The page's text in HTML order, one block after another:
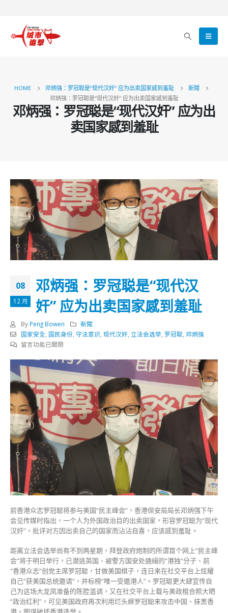
HOME 邓炳强：罗冠聪是“现代汉奸” 应为出卖国家感到羞耻
新聞
邓炳强：罗冠聪是“现代汉奸” 应为出卖国家感到羞耻
邓炳强：罗冠聪是“现代汉奸” 应为出
卖国家感到羞耻
08
12 月
邓炳强：罗冠聪是“现代汉
奸” 应为出卖国家感到羞耻
By Peng Bowen
新聞
国家安全, 国民身份, 守法意识, 现代汉奸, 立法会选举, 罗冠聪, 邓炳强
在
炳
强：
罗
冠
聪
是
“现
代
汉
奸”
应
为
出
卖
国
家
感
羞
耻〉
中
留言功能已關閉
前香港众志罗冠聪将参与美国“民主峰会”，香港保安局局长邓炳强下午
会见传媒时指出，一个人为外国政治目的出卖国家，形容罗冠聪为“现代
汉奸”，批评对方因出卖自己的国家而沾沾自喜，应该感到羞耻。
距离立法会选举尚有不到两星期，拜登政府炮制的所谓首个网上“民主峰
会”将于明日举行，已潜逃英国、被警方国安处通缉的“港独”分子、前
“香港众志”创党主席罗冠聪，甘做美国棋子，连日来在社交平台上炫耀
自己“获美国总统邀请”，并标榜“唯一受邀港人”。罗冠聪更大肆宣传自
己为这场大龙凤准备的陈腔滥调，又在社交平台上载与美政棍合照大晒
“政治红利”，可见美国政府再次利用烂头蟀罗冠聪来攻击中国、抹黑香